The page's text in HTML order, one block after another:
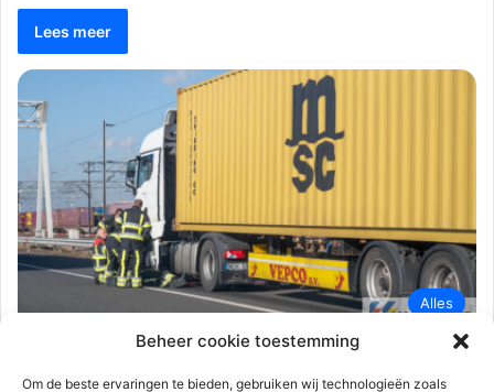
Beheer cookie toestemming
Om de beste ervaringen te bieden, gebruiken wij technologieën zoals
Lees meer
Alles
2 maart 2023 0 753
Brandweer onderzoekt lekkage